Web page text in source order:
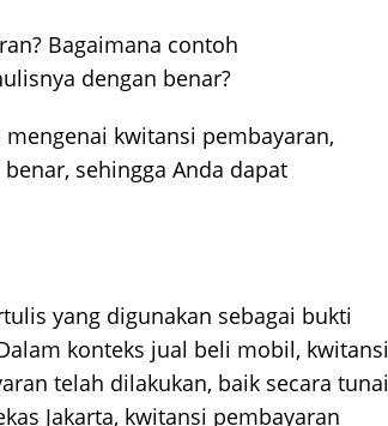
Bagaimana contoh
dengan benar?
kwitansi pembayaran,
sehingga Anda dapat
yang digunakan sebagai bukti
konteks jual beli mobil, kwitansi
telah dilakukan, baik secara tunai
Jakarta, kwitansi pembayaran